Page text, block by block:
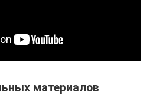
материалов